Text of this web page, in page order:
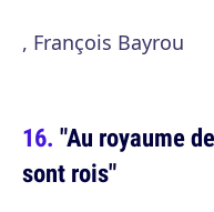
, François Bayrou
"Au royaume
sont rois"